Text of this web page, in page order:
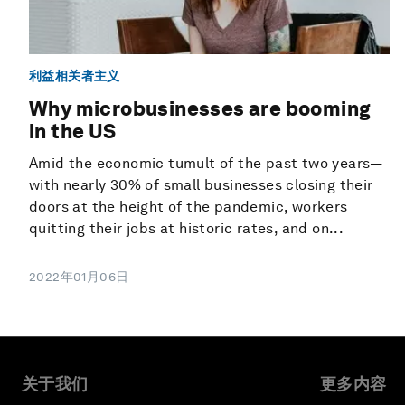
利益相关者主义
Why microbusinesses are booming
in the US
Amid the economic tumult of the past two years—
with nearly 30% of small businesses closing their
doors at the height of the pandemic, workers
quitting their jobs at historic rates, and on...
2022年01月06日
关于我们 更多内容